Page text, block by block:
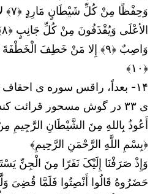
وَاصِبٌ ﴿٩﴾ إِلا مَنْ خَطِفَ
﴿١٠﴾
ی ۳۳ در گوش مسحور قرائت کند:
أَعُوذُ بِاللهِ مِنَ الشَّيْطَانِ الرَّجِيمِ
﴿بِسْمِ اللَّهِ الرَّحْمَنِ الرَّحِيمِ﴾
وَإِذْ صَرَفْنَا إِلَیْکَ نَفَرًا مِنَ الْجِنِّ
حَضَرُوهُ قَالُوا أَنْصِتُوا فَلَمَّا قُضِیَ